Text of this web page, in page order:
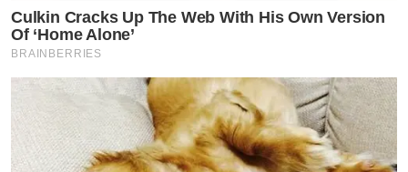
Culkin Cracks Up The Web With His Own Version
Of ‘Home Alone’
BRAINBERRIES